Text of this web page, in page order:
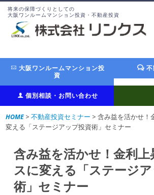
将来の保障づくりとしての
大阪ワンルームマンション投資・不動産投資
大阪ワンルームマンション投
資
個別相談・お問い合わせ
HOME> 不動産投資セミナー > 含み益を活かせ！
変える「ステージアップ投資術」セミナー
含み益を活かせ！金利
スに変える「ステージ
術」セミナー